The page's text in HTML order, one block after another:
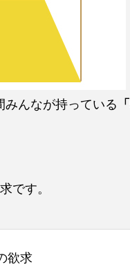
みんなが持っている
です。
欲求